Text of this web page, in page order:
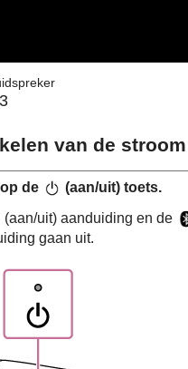
van de stroom
de
(aan/uit) toets.
(aan/uit) aanduiding en de
gaan uit.